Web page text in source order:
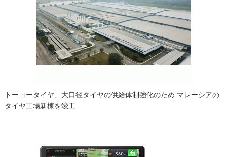
トーヨータイヤ、大口径タイヤの供給体制強化のため マレーシアの
タイヤ工場新棟を竣工